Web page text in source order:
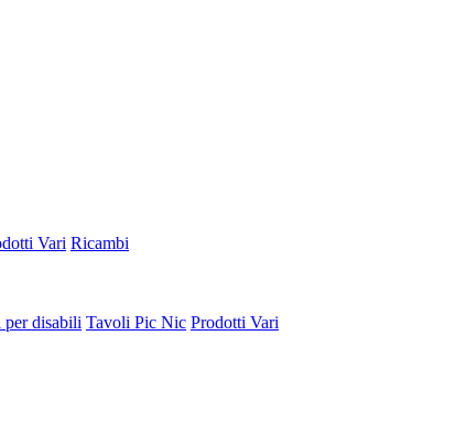
Vari Ricambi
disabili Tavoli Pic Nic Prodotti Vari